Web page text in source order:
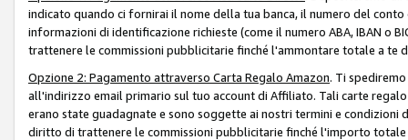
indicato quando ci fornirai il nome della tua banca, il numero del
informazioni di identificazione richieste (come il numero ABA, IBAN o
trattenere le commissioni pubblicitarie finché l'ammontare totale a
Opzione 2: Pagamento attraverso Carta Regalo Amazon. Ti
all'indirizzo email primario sul tuo account di Affiliato. Tali carte
erano state guadagnate e sono soggette ai nostri termini e
diritto di trattenere le commissioni pubblicitarie finché l'importo